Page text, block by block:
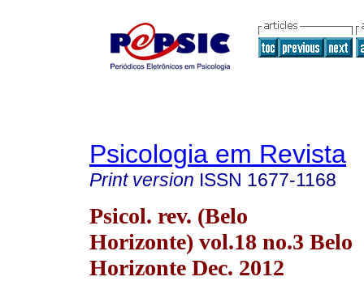
Psicologia em Revista
Print version ISSN 1677-1168
Psicol. rev. (Belo
Horizonte) vol.18 no.3 Belo
Horizonte Dec. 2012